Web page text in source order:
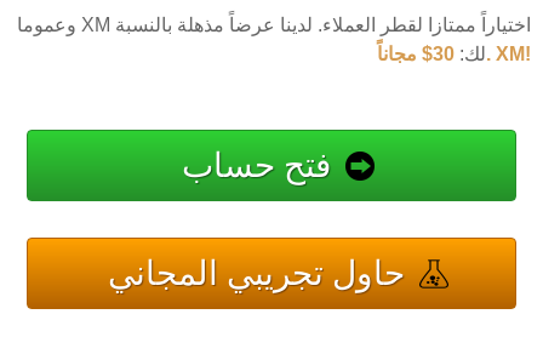
وعموما XM اختياراً ممتازا لقطر العملاء. لدينا عرضاً مذهلة بالنسبة
لك:30$ مجاناً. XM!
فتح حساب
حاول تجريبي المجاني